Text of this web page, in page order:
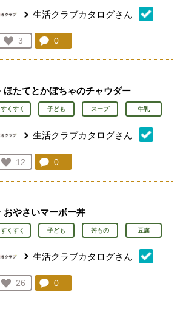
生活クラブカタログさん
お気に入り登録：
3
人が登録
コメント：
0
ほたてとかぼちゃのチャウダー
すくすく 子ども スープ 牛乳
生活クラブカタログさん
お気に入り登録：
12
人が登録
コメント：
0
おやさいマーボー丼
すくすく 子ども 丼もの 豆腐
生活クラブカタログさん
お気に入り登録：
26
人が登録
コメント：
0